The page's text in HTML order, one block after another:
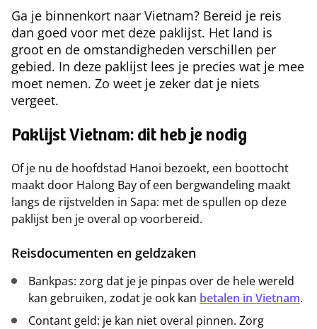
Ga je binnenkort naar Vietnam? Bereid je reis
dan goed voor met deze paklijst. Het land is
groot en de omstandigheden verschillen per
gebied. In deze paklijst lees je precies wat je mee
moet nemen. Zo weet je zeker dat je niets
vergeet.
Paklijst Vietnam: dit heb je nodig
Of je nu de hoofdstad Hanoi bezoekt, een boottocht
maakt door Halong Bay of een bergwandeling maakt
langs de rijstvelden in Sapa: met de spullen op deze
paklijst ben je overal op voorbereid.
Reisdocumenten en geldzaken
Bankpas: zorg dat je je pinpas over de hele wereld
kan gebruiken, zodat je ook kan betalen in Vietnam.
Contant geld: je kan niet overal pinnen. Zorg